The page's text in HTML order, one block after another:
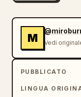
M Vedi
PUBBLICATO
LINGUA